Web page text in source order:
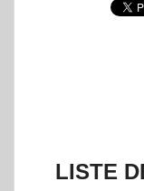
LISTE